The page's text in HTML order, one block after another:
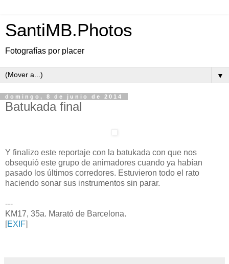
SantiMB.Photos
Fotografías por placer
▼
domingo, 8 de junio de 2014
Batukada final
Y finalizo este reportaje con la batukada con que nos
obsequió este grupo de animadores cuando ya habían
pasado los últimos corredores. Estuvieron todo el rato
haciendo sonar sus instrumentos sin parar.
---
KM17, 35a. Marató de Barcelona.
[EXIF]